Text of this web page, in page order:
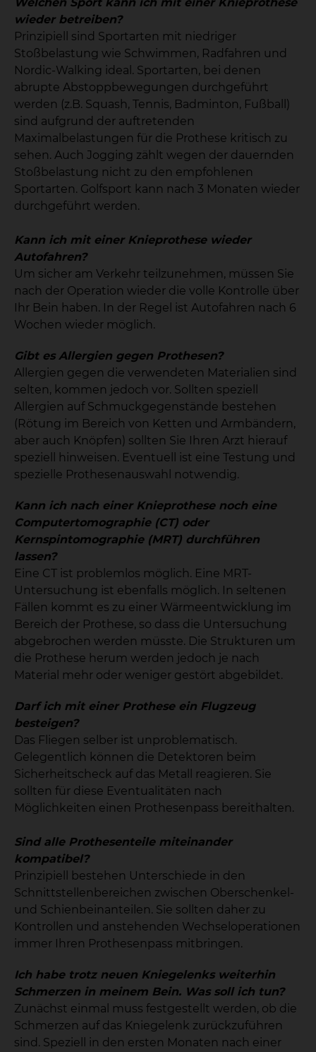
wieder betreiben?
Prinzipiell sind Sportarten mit niedriger
Stoßbelastung wie Schwimmen, Radfahren und
Nordic-Walking ideal. Sportarten, bei denen
abrupte Abstoppbewegungen durchgeführt
werden (z.B. Squash, Tennis, Badminton, Fußball)
sind aufgrund der auftretenden
Maximalbelastungen für die Prothese kritisch zu
sehen. Auch Jogging zählt wegen der dauernden
Stoßbelastung nicht zu den empfohlenen
Sportarten. Golfsport kann nach 3 Monaten wieder
durchgeführt werden.
Kann ich mit einer Knieprothese wieder
Autofahren?
Um sicher am Verkehr teilzunehmen, müssen Sie
nach der Operation wieder die volle Kontrolle über
Ihr Bein haben. In der Regel ist Autofahren nach 6
Wochen wieder möglich.
Gibt es Allergien gegen Prothesen?
Allergien gegen die verwendeten Materialien sind
selten, kommen jedoch vor. Sollten speziell
Allergien auf Schmuckgegenstände bestehen
(Rötung im Bereich von Ketten und Armbändern,
aber auch Knöpfen) sollten Sie Ihren Arzt hierauf
speziell hinweisen. Eventuell ist eine Testung und
spezielle Prothesenauswahl notwendig.
Kann ich nach einer Knieprothese noch eine
Computertomographie (CT) oder
Kernspintomographie (MRT) durchführen
lassen?
Eine CT ist problemlos möglich. Eine MRT-
Untersuchung ist ebenfalls möglich. In seltenen
Fällen kommt es zu einer Wärmeentwicklung im
Bereich der Prothese, so dass die Untersuchung
abgebrochen werden müsste. Die Strukturen um
die Prothese herum werden jedoch je nach
Material mehr oder weniger gestört abgebildet.
Darf ich mit einer Prothese ein Flugzeug
besteigen?
Das Fliegen selber ist unproblematisch.
Gelegentlich können die Detektoren beim
Sicherheitscheck auf das Metall reagieren. Sie
sollten für diese Eventualitäten nach
Möglichkeiten einen Prothesenpass bereithalten.
Sind alle Prothesenteile miteinander
kompatibel?
Prinzipiell bestehen Unterschiede in den
Schnittstellenbereichen zwischen Oberschenkel-
und Schienbeinanteilen. Sie sollten daher zu
Kontrollen und anstehenden Wechseloperationen
immer Ihren Prothesenpass mitbringen.
Ich habe trotz neuen Kniegelenks weiterhin
Schmerzen in meinem Bein. Was soll ich tun?
Zunächst einmal muss festgestellt werden, ob die
Schmerzen auf das Kniegelenk zurückzuführen
sind. Speziell in den ersten Monaten nach einer